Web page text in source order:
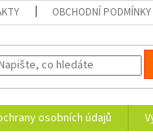
OBCHODNÍ PODMÍNKY
osobních údajů